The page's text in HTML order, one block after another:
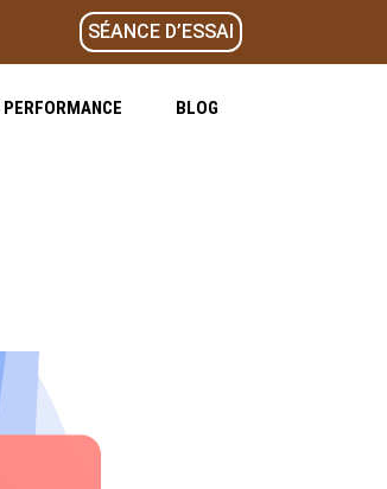
SÉANCE D’ESSAI
PERFORMANCE BLOG